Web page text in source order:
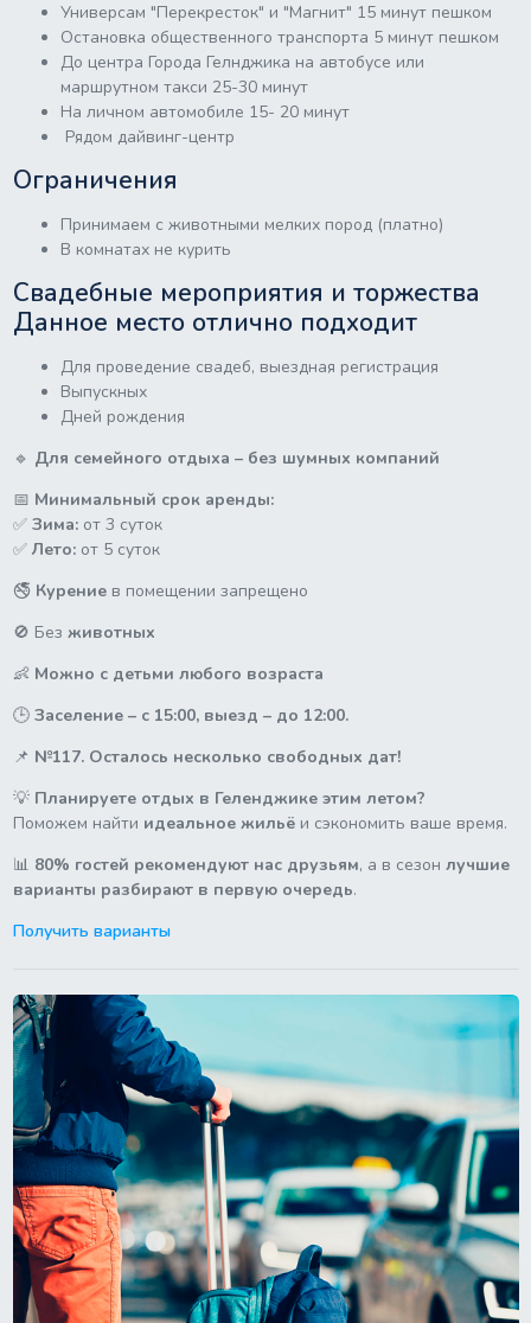
Универсам "Перекресток" и "Магнит" 15 минут пешком
Остановка общественного транспорта 5 минут пешком
До центра Города Гелнджика на автобусе или
маршрутном такси 25-30 минут
На личном автомобиле 15- 20 минут
Рядом дайвинг-центр
Ограничения
Принимаем с животными мелких пород (платно)
В комнатах не курить
Свадебные мероприятия и торжества
Данное место отлично подходит
Для проведение свадеб, выездная регистрация
Выпускных
Дней рождения
🔹 Для семейного отдыха – без шумных компаний
📅 Минимальный срок аренды:
✅ Зима:от 3 суток
✅ Лето:от 5 суток
🚭 Курениев помещении запрещено
🚫 Без животных
👶 Можно с детьми любого возраста
🕒 Заселение – с 15:00, выезд – до 12:00.
📌 №117. Осталось несколько свободных дат!
💡 Планируете отдых в Геленджике этим летом?
Поможем найти идеальное жильёи сэкономить ваше время.
📊 80% гостей рекомендуют нас друзьям, а в сезон лучшие
варианты разбирают в первую очередь.
Получить варианты